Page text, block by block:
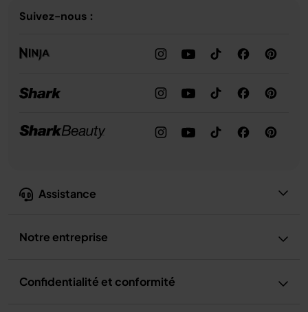
Assistance
Notre entreprise
Confidentialité et conformité
Suivez-nous :